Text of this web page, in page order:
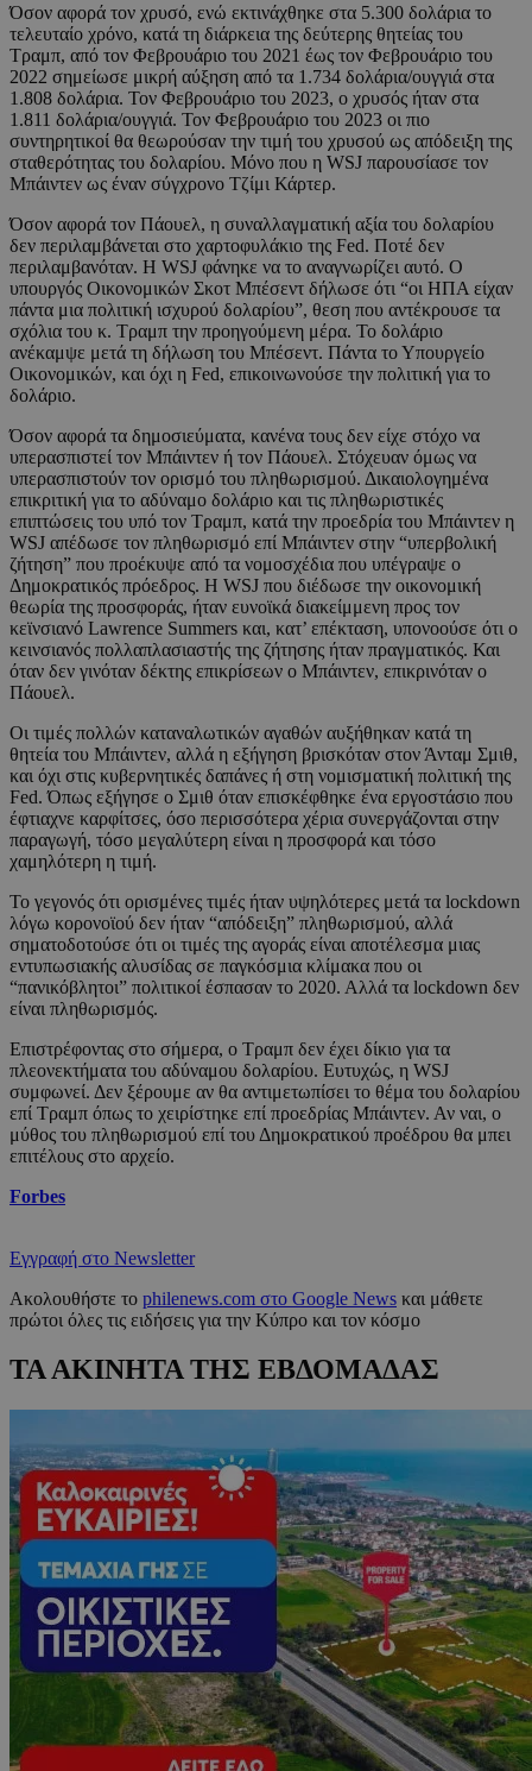
Όσον αφορά τον χρυσό, ενώ εκτινάχθηκε στα 5.300 δολάρια το
τελευταίο χρόνο, κατά τη διάρκεια της δεύτερης θητείας του
Τραμπ, από τον Φεβρουάριο του 2021 έως τον Φεβρουάριο του
2022 σημείωσε μικρή αύξηση από τα 1.734 δολάρια/ουγγιά στα
1.808 δολάρια. Τον Φεβρουάριο του 2023, ο χρυσός ήταν στα
1.811 δολάρια/ουγγιά. Τον Φεβρουάριο του 2023 οι πιο
συντηρητικοί θα θεωρούσαν την τιμή του χρυσού ως απόδειξη της
σταθερότητας του δολαρίου. Μόνο που η WSJ παρουσίασε τον
Μπάιντεν ως έναν σύγχρονο Τζίμι Κάρτερ.
Όσον αφορά τον Πάουελ, η συναλλαγματική αξία του δολαρίου
δεν περιλαμβάνεται στο χαρτοφυλάκιο της Fed. Ποτέ δεν
περιλαμβανόταν. H WSJ φάνηκε να το αναγνωρίζει αυτό. Ο
υπουργός Οικονομικών Σκοτ Μπέσεντ δήλωσε ότι “οι ΗΠΑ είχαν
πάντα μια πολιτική ισχυρού δολαρίου”, θεση που αντέκρουσε τα
σχόλια του κ. Τραμπ την προηγούμενη μέρα. Το δολάριο
ανέκαμψε μετά τη δήλωση του Μπέσεντ. Πάντα το Υπουργείο
Οικονομικών, και όχι η Fed, επικοινωνούσε την πολιτική για το
δολάριο.
Όσον αφορά τα δημοσιεύματα, κανένα τους δεν είχε στόχο να
υπερασπιστεί τον Μπάιντεν ή τον Πάουελ. Στόχευαν όμως να
υπερασπιστούν τον ορισμό του πληθωρισμού. Δικαιολογημένα
επικριτική για το αδύναμο δολάριο και τις πληθωριστικές
επιπτώσεις του υπό τον Τραμπ, κατά την προεδρία του Μπάιντεν η
WSJ απέδωσε τον πληθωρισμό επί Μπάιντεν στην “υπερβολική
ζήτηση” που προέκυψε από τα νομοσχέδια που υπέγραψε ο
Δημοκρατικός πρόεδρος. Η WSJ που διέδωσε την οικονομική
θεωρία της προσφοράς, ήταν ευνοϊκά διακείμμενη προς τον
κεϊνσιανό Lawrence Summers και, κατ’ επέκταση, υπονοούσε ότι ο
κεινσιανός πολλαπλασιαστής της ζήτησης ήταν πραγματικός. Και
όταν δεν γινόταν δέκτης επικρίσεων ο Μπάιντεν, επικρινόταν ο
Πάουελ.
Οι τιμές πολλών καταναλωτικών αγαθών αυξήθηκαν κατά τη
θητεία του Μπάιντεν, αλλά η εξήγηση βρισκόταν στον Άνταμ Σμιθ,
και όχι στις κυβερνητικές δαπάνες ή στη νομισματική πολιτική της
Fed. Όπως εξήγησε ο Σμιθ όταν επισκέφθηκε ένα εργοστάσιο που
έφτιαχνε καρφίτσες, όσο περισσότερα χέρια συνεργάζονται στην
παραγωγή, τόσο μεγαλύτερη είναι η προσφορά και τόσο
χαμηλότερη η τιμή.
Το γεγονός ότι ορισμένες τιμές ήταν υψηλότερες μετά τα lockdown
λόγω κορονοϊού δεν ήταν “απόδειξη” πληθωρισμού, αλλά
σηματοδοτούσε ότι οι τιμές της αγοράς είναι αποτέλεσμα μιας
εντυπωσιακής αλυσίδας σε παγκόσμια κλίμακα που οι
“πανικόβλητοι” πολιτικοί έσπασαν το 2020. Αλλά τα lockdown δεν
είναι πληθωρισμός.
Επιστρέφοντας στο σήμερα, ο Τραμπ δεν έχει δίκιο για τα
πλεονεκτήματα του αδύναμου δολαρίου. Ευτυχώς, η WSJ
συμφωνεί. Δεν ξέρουμε αν θα αντιμετωπίσει το θέμα του δολαρίου
επί Τραμπ όπως το χειρίστηκε επί προεδρίας Μπάιντεν. Αν ναι, ο
μύθος του πληθωρισμού επί του Δημοκρατικού προέδρου θα μπει
επιτέλους στο αρχείο.
Forbes
Εγγραφή στο Newsletter
Ακολουθήστε το philenews.com στο Google News και μάθετε
πρώτοι όλες τις ειδήσεις για την Κύπρο και τον κόσμο
ΤΑ ΑΚΙΝΗΤΑ ΤΗΣ ΕΒΔΟΜΑΔΑΣ